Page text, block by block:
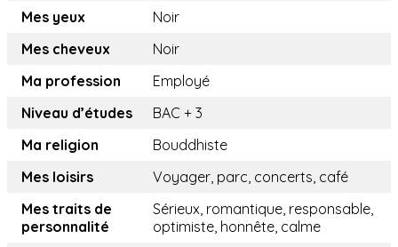
Mes yeux
Noir
Mes cheveux
Noir
Ma profession
Employé
Niveau d’études
BAC + 3
Ma religion
Bouddhiste
Mes loisirs
Voyager, parc, concerts, café
Mes traits de
personnalité
Sérieux, romantique, responsable,
optimiste, honnête, calme